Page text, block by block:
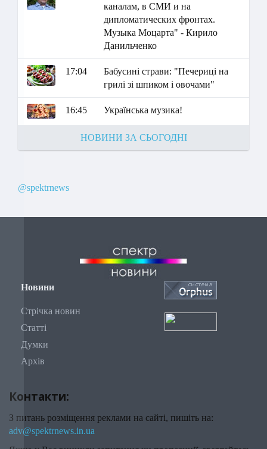
каналам, в СМИ и на
дипломатических фронтах.
Музыка Моцарта" - Кирило
Данильченко
17:04
Бабусині страви: "Печериці на
грилі зі шпиком і овочами"
16:45 Українська музика!
НОВИНИ ЗА СЬОГОДНІ
@spektrnews
Новини
Стрічка новин
Статті
Думки
Архів
Контакти:
З питань розміщення реклами на сайті, пишіть на:
adv@spektrnews.in.ua